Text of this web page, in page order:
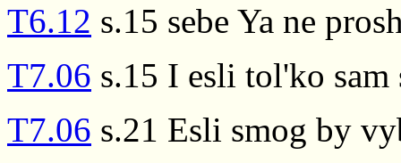
T6.12 s.15 sebe Ya ne
T7.06 s.15 I esli tol'ko sam
T7.06 s.21 Esli smog by